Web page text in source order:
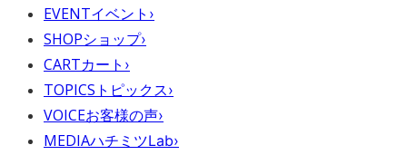
EVENTイベント ›
SHOPショップ›
CARTカート ›
TOPICS トピックス›
VOICEお客様の声›
MEDIAハチミツLab›